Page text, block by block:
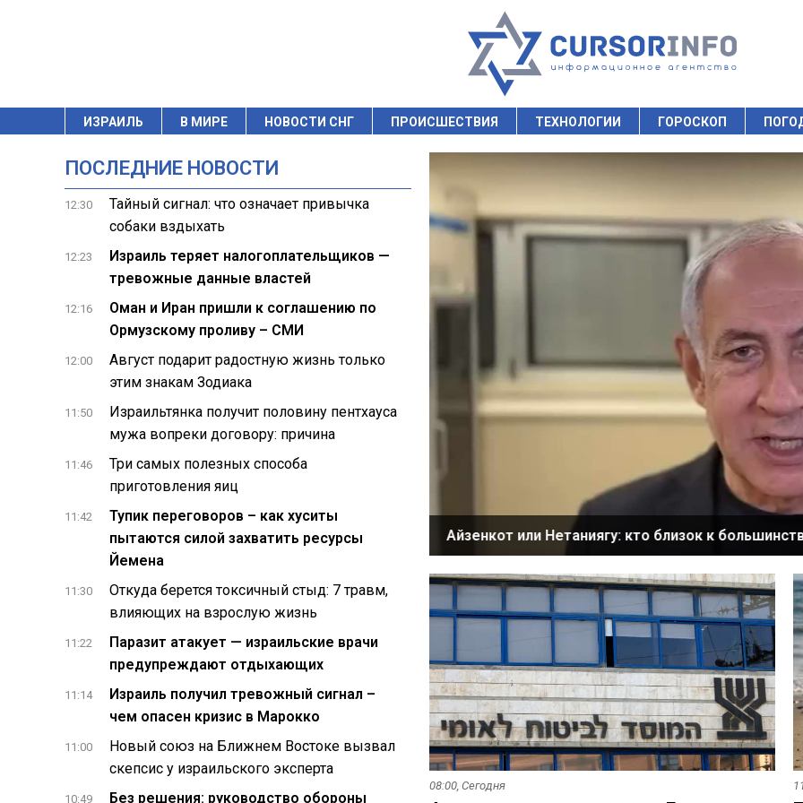
ИЗРАИЛЬ В МИРЕ НОВОСТИ СНГ ПРОИСШЕСТВИЯ ТЕХНОЛОГИИ ГОРОСКОП
Айзенкот или Нетаниягу: кто близок к
ПОСЛЕДНИЕ НОВОСТИ
12:30
Тайный сигнал: что означает привычка
собаки вздыхать
12:23
Израиль теряет налогоплательщиков —
тревожные данные властей
12:16
Оман и Иран пришли к соглашению по
Ормузскому проливу – СМИ
12:00
Август подарит радостную жизнь только
этим знакам Зодиака
11:50
Израильтянка получит половину пентхауса
мужа вопреки договору: причина
11:46
Три самых полезных способа
приготовления яиц
11:42
Тупик переговоров – как хуситы
пытаются силой захватить ресурсы
Йемена
11:30
Откуда берется токсичный стыд: 7 травм,
влияющих на взрослую жизнь
11:22
Паразит атакует — израильские врачи
предупреждают отдыхающих
11:14
Израиль получил тревожный сигнал –
чем опасен кризис в Марокко
11:00
Новый союз на Ближнем Востоке вызвал
скепсис у израильского эксперта
10:49
Без решения: руководство обороны
08:00, Сегодня